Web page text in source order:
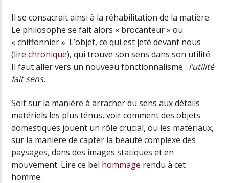
Il se consacrait ainsi à la réhabilitation de la matière.
Le philosophe se fait alors « brocanteur » ou
« chiffonnier ». L’objet, ce qui est jeté devant nous
(lirechronique), qui trouve son sens dans son utilité.
Il faut aller vers un nouveau fonctionnalisme : l’utilité
fait sens.
Soit sur la manière à arracher du sens aux détails
matériels les plus ténus, voir comment des objets
domestiques jouent un rôle crucial, ou les matériaux,
sur la manière de capter la beauté complexe des
paysages, dans des images statiques et en
mouvement. Lire ce bel hommage rendu à cet
homme.